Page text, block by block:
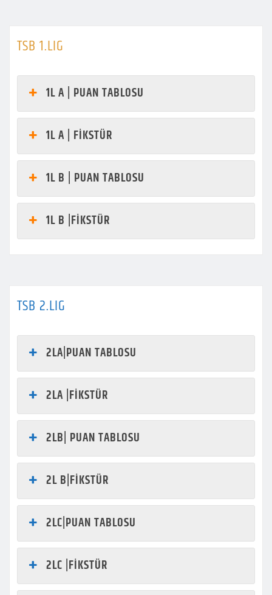
TSB 1.LIG
1L A | PUAN TABLOSU
1L A | FİKSTÜR
1L B | PUAN TABLOSU
1L B |FİKSTÜR
TSB 2.LIG
2LA|PUAN TABLOSU
2LA |FİKSTÜR
2LB| PUAN TABLOSU
2L B|FİKSTÜR
2LC|PUAN TABLOSU
2LC |FİKSTÜR